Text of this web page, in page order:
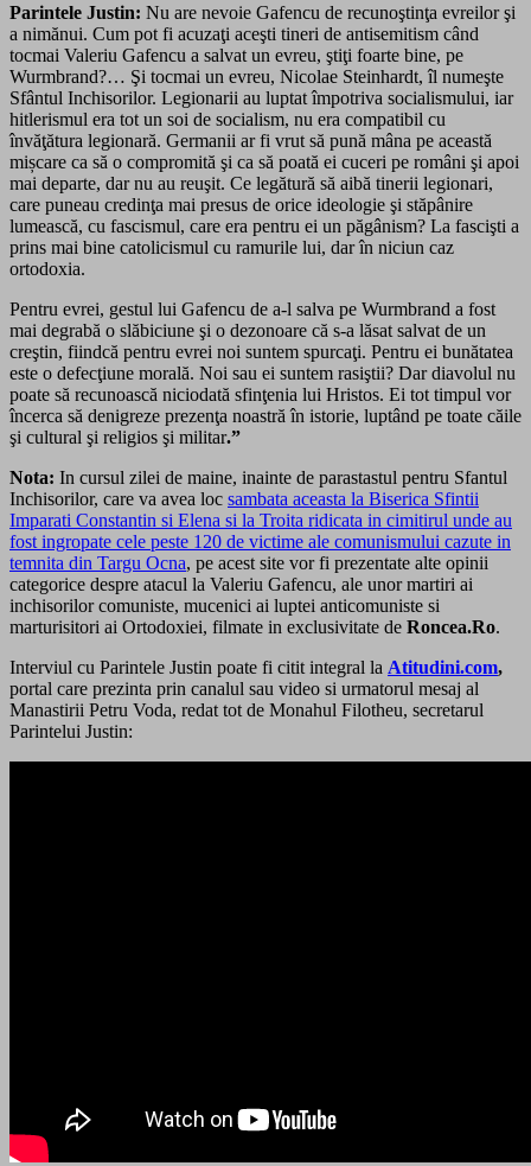
Parintele Justin: Nu are nevoie Gafencu de recunoştinţa evreilor şi
a nimănui. Cum pot fi acuzaţi aceşti tineri de antisemitism când
tocmai Valeriu Gafencu a salvat un evreu, ştiţi foarte bine, pe
Wurmbrand?… Şi tocmai un evreu, Nicolae Steinhardt, îl numeşte
Sfântul Inchisorilor. Legionarii au luptat împotriva socialismului, iar
hitlerismul era tot un soi de socialism, nu era compatibil cu
învăţătura legionară. Germanii ar fi vrut să pună mâna pe această
mișcare ca să o compromită şi ca să poată ei cuceri pe români şi apoi
mai departe, dar nu au reuşit. Ce legătură să aibă tinerii legionari,
care puneau credinţa mai presus de orice ideologie şi stăpânire
lumească, cu fascismul, care era pentru ei un păgânism? La fascişti a
prins mai bine catolicismul cu ramurile lui, dar în niciun caz
ortodoxia.
Pentru evrei, gestul lui Gafencu de a-l salva pe Wurmbrand a fost
mai degrabă o slăbiciune şi o dezonoare că s-a lăsat salvat de un
creştin, fiindcă pentru evrei noi suntem spurcaţi. Pentru ei bunătatea
este o defecţiune morală. Noi sau ei suntem rasiştii? Dar diavolul nu
poate să recunoască niciodată sfinţenia lui Hristos. Ei tot timpul vor
încerca să denigreze prezenţa noastră în istorie, luptând pe toate căile
şi cultural şi religios şi militar.”
Nota: In cursul zilei de maine, inainte de parastastul pentru Sfantul
Inchisorilor, care va avea loc sambata aceasta la Biserica Sfintii
Imparati Constantin si Elena si la Troita ridicata in cimitirul unde au
fost ingropate cele peste 120 de victime ale comunismului cazute in
temnita din Targu Ocna, pe acest site vor fi prezentate alte opinii
categorice despre atacul la Valeriu Gafencu, ale unor martiri ai
inchisorilor comuniste, mucenici ai luptei anticomuniste si
marturisitori ai Ortodoxiei, filmate in exclusivitate de Roncea.Ro.
Interviul cu Parintele Justin poate fi citit integral la Atitudini.com,
portal care prezinta prin canalul sau video si urmatorul mesaj al
Manastirii Petru Voda, redat tot de Monahul Filotheu, secretarul
Parintelui Justin: